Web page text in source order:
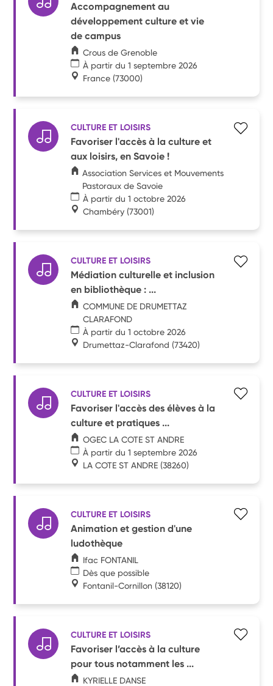
Accompagnement au
développement culture et vie
de campus
Crous de Grenoble
À partir du 1 septembre 2026
France (73000)
CULTURE ET LOISIRS
Favoriser l'accès à la culture et
aux loisirs, en Savoie !
Association Services et Mouvements
Pastoraux de Savoie
À partir du 1 octobre 2026
Chambéry (73001)
CULTURE ET LOISIRS
Médiation culturelle et inclusion
en bibliothèque : ...
COMMUNE DE DRUMETTAZ
CLARAFOND
À partir du 1 octobre 2026
Drumettaz-Clarafond (73420)
CULTURE ET LOISIRS
Favoriser l'accès des élèves à la
culture et pratiques ...
OGEC LA COTE ST ANDRE
À partir du 1 septembre 2026
LA COTE ST ANDRE (38260)
CULTURE ET LOISIRS
Animation et gestion d'une
ludothèque
Ifac FONTANIL
Dès que possible
Fontanil-Cornillon (38120)
CULTURE ET LOISIRS
Favoriser l’accès à la culture
pour tous notamment les ...
KYRIELLE DANSE